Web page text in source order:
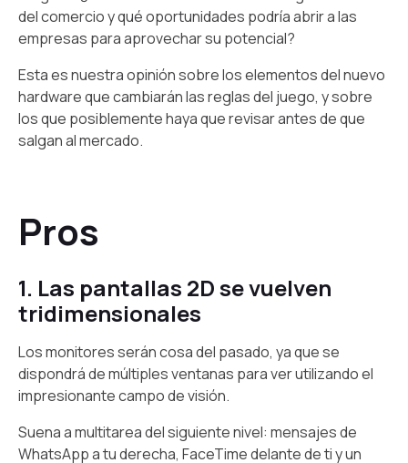
del comercio y qué oportunidades podría abrir a las
empresas para aprovechar su potencial?
Esta es nuestra opinión sobre los elementos del nuevo
hardware que cambiarán las reglas del juego, y sobre
los que posiblemente haya que revisar antes de que
salgan al mercado.
Pros
1. Las pantallas 2D se vuelven
tridimensionales
Los monitores serán cosa del pasado, ya que se
dispondrá de múltiples ventanas para ver utilizando el
impresionante campo de visión.
Suena a multitarea del siguiente nivel: mensajes de
WhatsApp a tu derecha, FaceTime delante de ti y un